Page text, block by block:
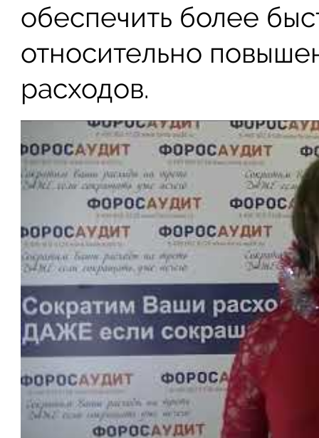
обеспечить более
относительно
расходов.